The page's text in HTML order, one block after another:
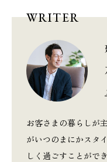
WRITER
お客さまの暮らしが
がいつのまにかスタ
しく過ごすことがで